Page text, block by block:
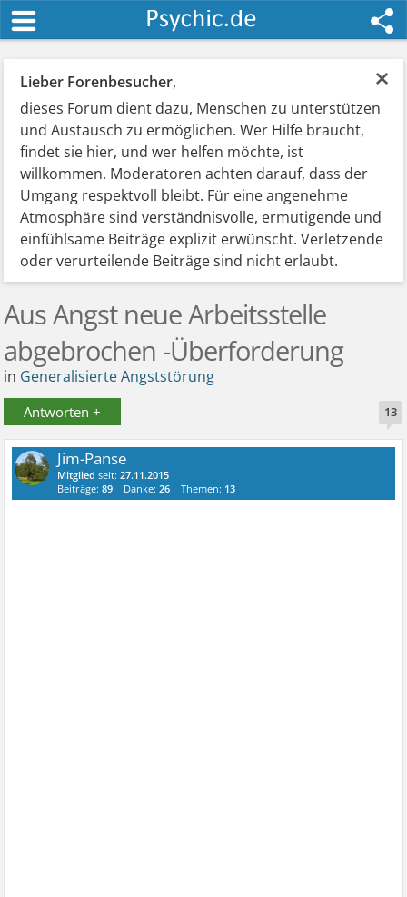
×
Lieber Forenbesucher,
dieses Forum dient dazu, Menschen zu unterstützen
und Austausch zu ermöglichen. Wer Hilfe braucht,
findet sie hier, und wer helfen möchte, ist
willkommen. Moderatoren achten darauf, dass der
Umgang respektvoll bleibt. Für eine angenehme
Atmosphäre sind verständnisvolle, ermutigende und
einfühlsame Beiträge explizit erwünscht. Verletzende
oder verurteilende Beiträge sind nicht erlaubt.
Aus Angst neue Arbeitsstelle
abgebrochen -Überforderung
in Generalisierte Angststörung
Antworten + 13
Jim-Panse
Mitglied seit:27.11.2015
Beiträge:89 Danke:26 Themen: 13